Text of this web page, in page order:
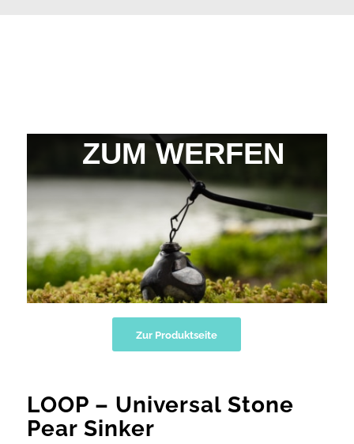
ZUM WERFEN
Zur Produktseite
LOOP – Universal Stone
Pear Sinker